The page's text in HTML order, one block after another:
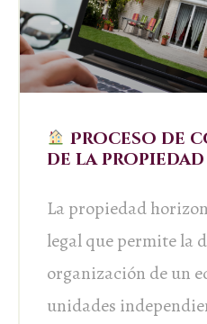
Proceso de
de la
La propiedad
legal que permite la
organización de un
unidades